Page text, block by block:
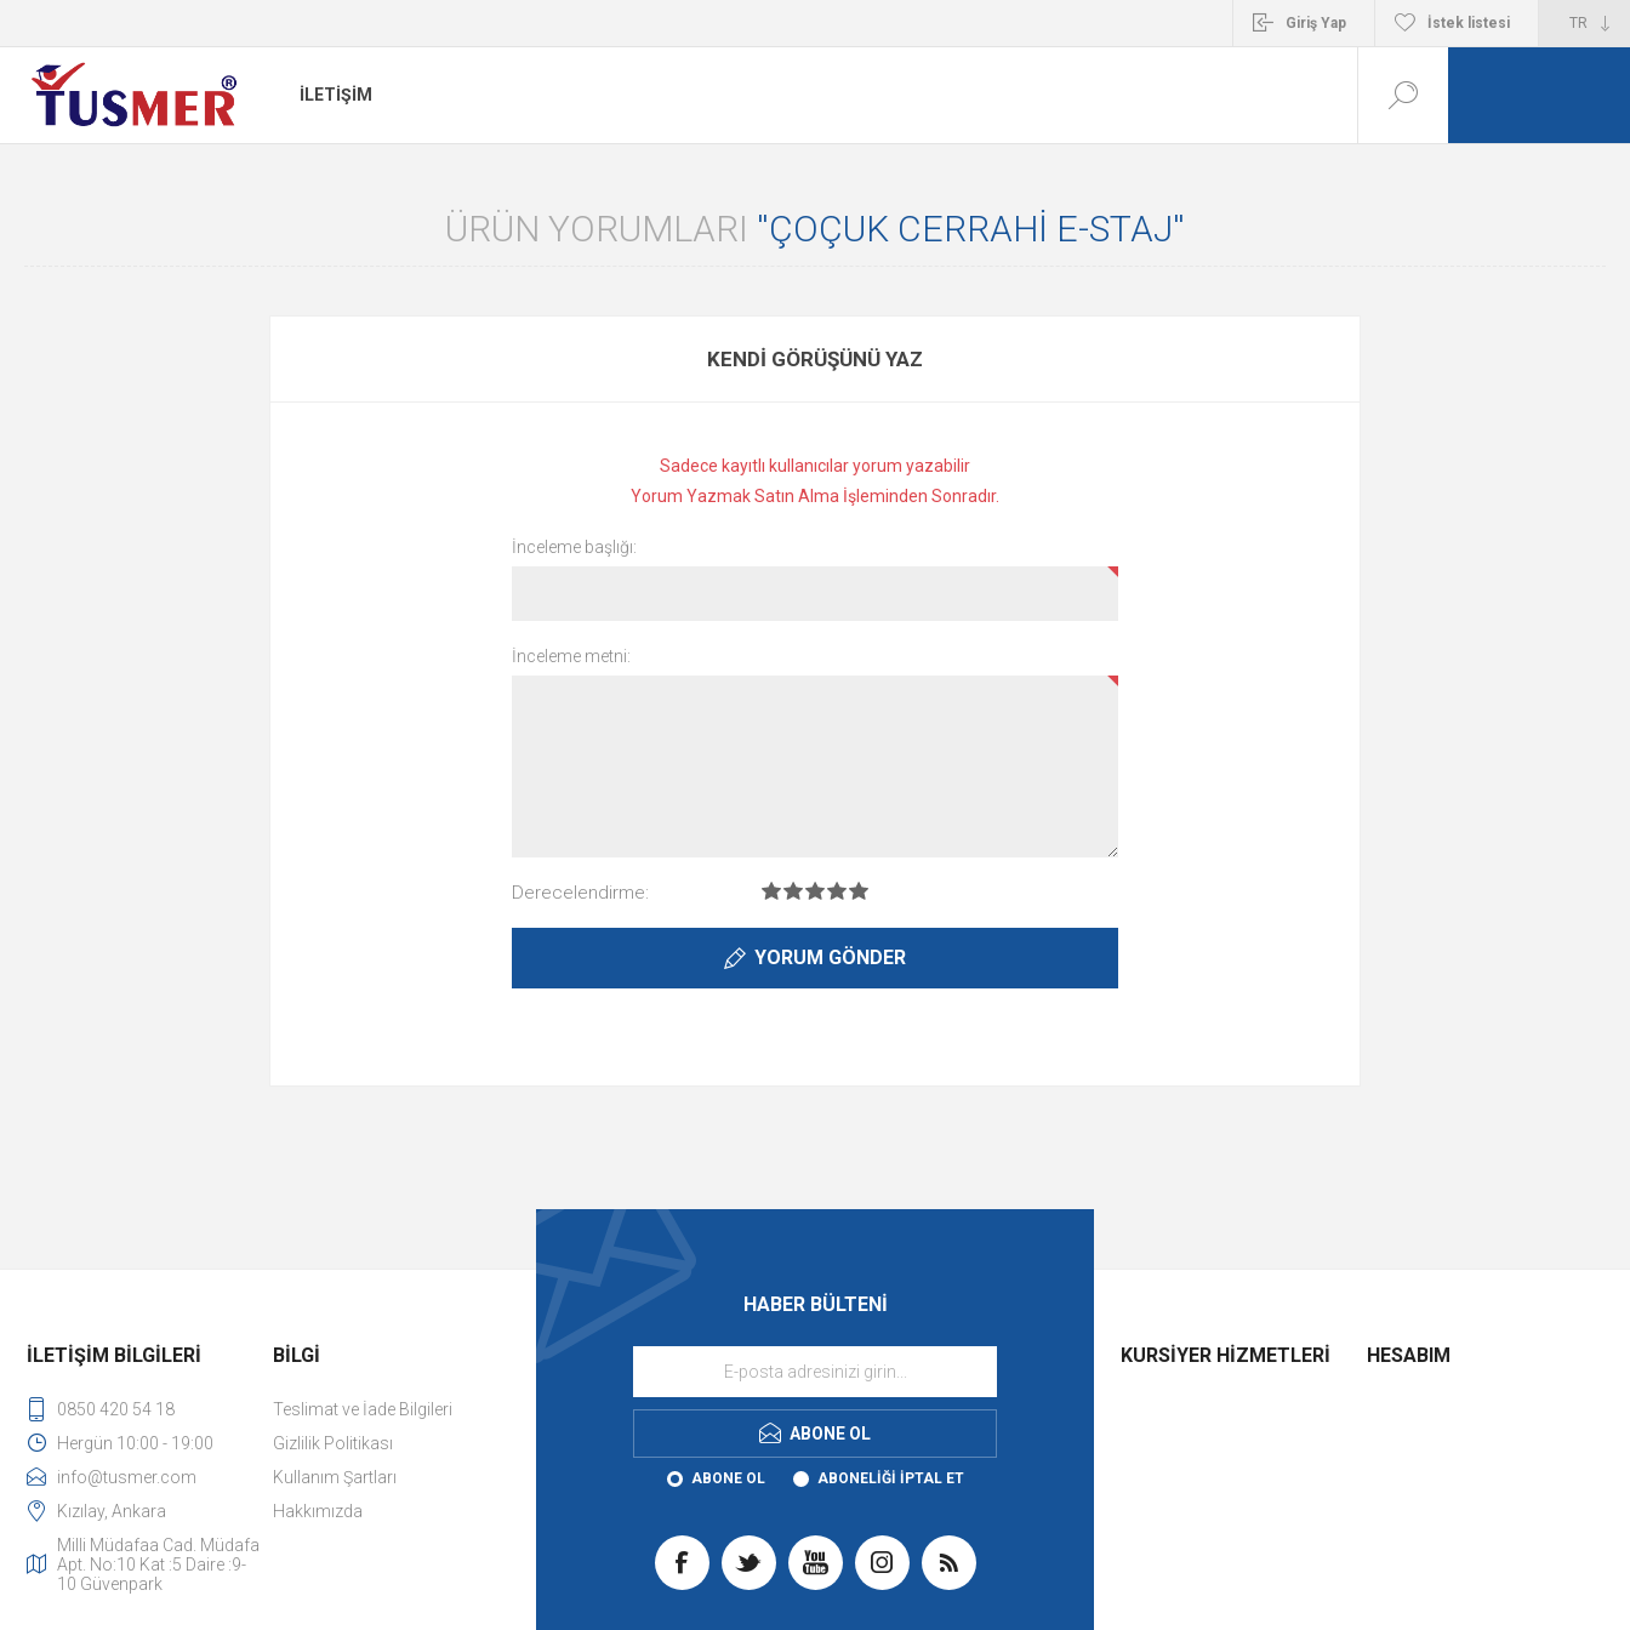
Giriş Yap İstek listesi
İLETIŞIM
ÜRÜN YORUMLARI ÇOÇUK CERRAHI E-STAJ
KENDI GÖRÜŞÜNÜ YAZ
Sadece kayıtlı kullanıcılar yorum yazabilir
Yorum Yazmak Satın Alma İşleminden Sonradır.
İnceleme başlığı:
İnceleme metni:
Derecelendirme:
YORUM GÖNDER
HABER BÜLTENI
ABONE OL
ABONE OL ABONELIĞI IPTAL ET
İLETIŞIM BILGILERI
0850 420 54 18
Hergün 10:00 - 19:00
info@tusmer.com
Kızılay, Ankara
Milli Müdafaa Cad. Müdafa
Apt. No:10 Kat :5 Daire :9-
10 Güvenpark
BILGI
Teslimat ve İade Bilgileri
Gizlilik Politikası
Kullanım Şartları
Hakkımızda
KURSIYER HIZMETLERI HESABIM